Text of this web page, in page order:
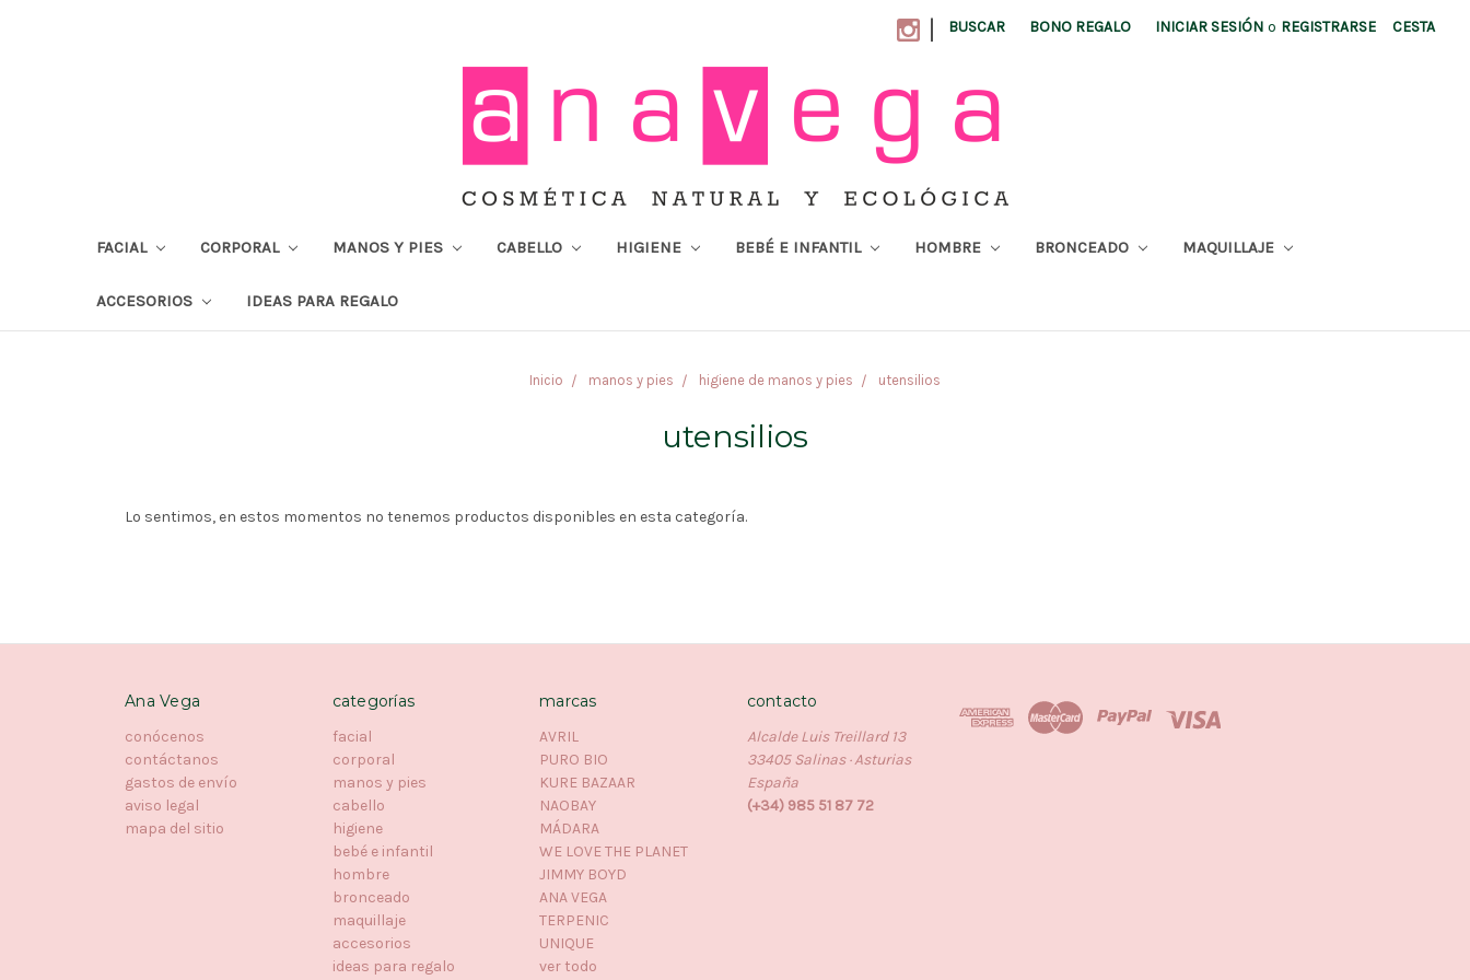
| BUSCAR BONO REGALO INICIAR SESIÓN o REGISTRARSE CESTA
FACIAL CORPORAL MANOS Y PIES CABELLO HIGIENE BEBÉ E INFANTIL HOMBRE BRONCEADO MAQUILLAJE
ACCESORIOS IDEAS PARA REGALO
Inicio manos y pies higiene de manos y pies utensilios
utensilios
Lo sentimos, en estos momentos no tenemos productos disponibles en esta categoría.
Ana Vega
conócenos
contáctanos
gastos de envío
aviso legal
mapa del sitio
categorías
facial
corporal
manos y pies
cabello
higiene
bebé e infantil
hombre
bronceado
maquillaje
accesorios
ideas para regalo
marcas
AVRIL
PURO BIO
KURE BAZAAR
NAOBAY
MÁDARA
WE LOVE THE PLANET
JIMMY BOYD
ANA VEGA
TERPENIC
UNIQUE
ver todo
contacto
Alcalde Luis Treillard 13
33405 Salinas · Asturias
España
(+34) 985 51 87 72